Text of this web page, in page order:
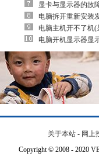
显卡与显示器的故
电脑拆开重新安装
电脑主机开不了机
电脑开机显示器显
关于本站 - 网上
Copyright © 2008 - 2020